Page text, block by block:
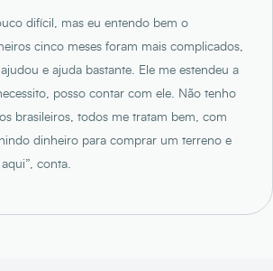
difícil, mas eu entendo bem o
cinco meses foram mais complicados,
e ajuda bastante. Ele me estendeu a
posso contar com ele. Não tenho
brasileiros, todos me tratam bem, com
dinheiro para comprar um terreno e
conta.